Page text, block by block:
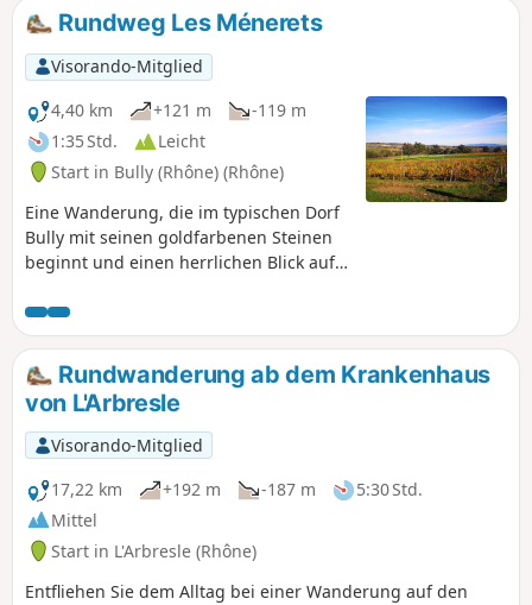
Rundweg Les Ménerets
Visorando-Mitglied
4,40 km
+121 m
-119 m
1:35 Std.
Leicht
Start in Bully (Rhône) (Rhône)
Eine Wanderung, die im typischen Dorf
Bully mit seinen goldfarbenen Steinen
beginnt und einen herrlichen Blick auf
d'Or bietet.
Rundwanderung ab dem Krankenhaus
von L'Arbresle
Visorando-Mitglied
17,22 km
+192 m -187 m
5:30 Std.
Mittel
Start in L'Arbresle (Rhône)
Entfliehen Sie dem Alltag bei einer Wanderung auf den